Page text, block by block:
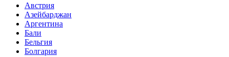
Австрия
Азейбарджан
Аргентина
Бали
Бельгия
Болгария